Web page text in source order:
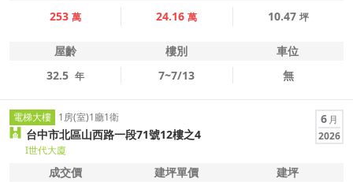
253 萬 24.16 萬 10.47 坪
屋齡 樓別
車位
32.5 年 7~7/13 無
電梯大樓 1房(室)1廳1衛
台中市北區山西路一段71號12樓之4
I世代大廈
6 月
2026
成交價 建坪單價
建坪